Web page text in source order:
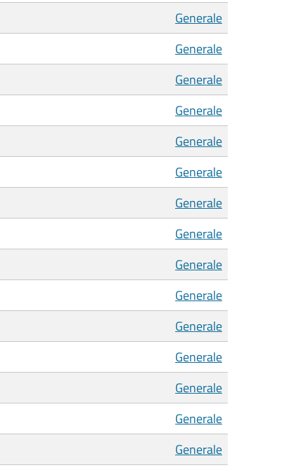
Generale
Generale
Generale
Generale
Generale
Generale
Generale
Generale
Generale
Generale
Generale
Generale
Generale
Generale
Generale